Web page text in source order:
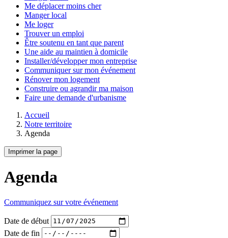
Me déplacer moins cher
Manger local
Me loger
Trouver un emploi
Être soutenu en tant que parent
Une aide au maintien à domicile
Installer/développer mon entreprise
Communiquer sur mon événement
Rénover mon logement
Construire ou agrandir ma maison
Faire une demande d'urbanisme
Accueil
Notre territoire
Agenda
Imprimer la page
Agenda
Communiquez sur votre événement
Date de début
Date de fin